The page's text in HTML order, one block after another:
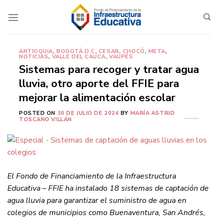
ANTIOQUIA,BOGOTÁ D.C, CESAR, CHOCÓ, META,
NOTICIAS, VALLE DEL CAUCA,VAUPÉS
Sistemas para recoger y tratar agua
lluvia, otro aporte del FFIE para
mejorar la alimentación escolar
POSTED ON 30 DE JULIO DE 2024 BY MARÍA ASTRID
TOSCANO VILLÁN
El Fondo de Financiamiento de la Infraestructura
Educativa – FFIE ha instalado 18 sistemas de captación de
agua lluvia para garantizar el suministro de agua en
colegios de municipios como Buenaventura, San Andrés,